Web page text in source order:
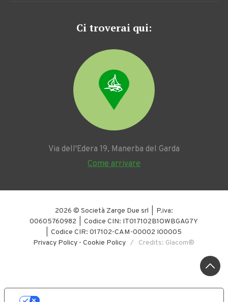
Ci troverai qui:
Via dell'Edera 19, Manerba del Garda
Come arrivare
2026 © Società Zarge Due srl | P.iva:
00605760982 | Codice CIN: IT017102B1OWBGAG7Y
| Codice CIR: 017102-CAM-00002 I00005
Privacy Policy -Cookie Policy / Credits: Glacom®